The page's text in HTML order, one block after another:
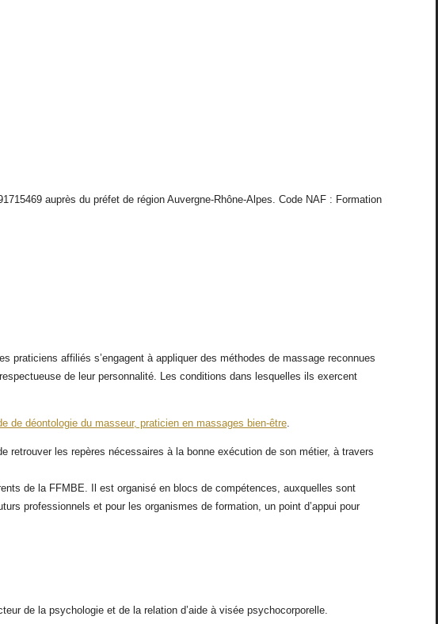
auprès du préfet de région Auvergne-Rhône-Alpes. Code NAF : Formation
affiliés s’engagent à appliquer des méthodes de massage reconnues
de leur personnalité. Les conditions dans lesquelles ils exercent
de déontologie du masseur, praticien en massages bien-être.
les repères nécessaires à la bonne exécution de son métier, à travers
de la FFMBE. Il est organisé en blocs de compétences, auxquelles sont
professionnels et pour les organismes de formation, un point d’appui pour
de la psychologie et de la relation d’aide à visée psychocorporelle.